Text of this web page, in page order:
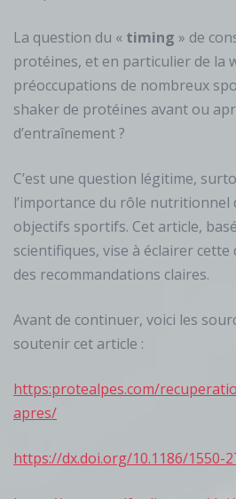
La question du « timing » de
protéines, et en particulier de la
préoccupations de nombreux
shaker de protéines avant ou
d’entraînement ?
C’est une question légitime,
l’importance du rôle nutritionnel
objectifs sportifs. Cet article,
scientifiques, vise à éclairer
des recommandations claires.
Avant de continuer, voici les
soutenir cet article :
https:protealpes.com/
apres/
https://dx.doi.org/10.1186/1550-